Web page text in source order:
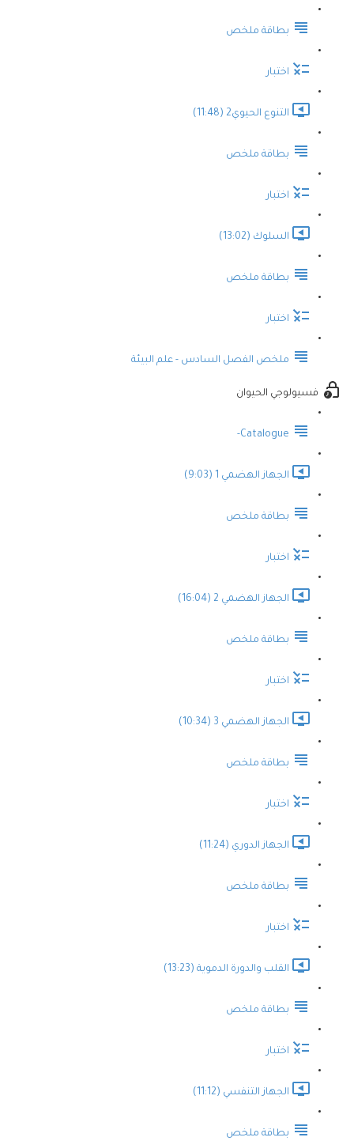
بطاقة ملخص
اختبار
التنوع الحيوي2 (11:48)
بطاقة ملخص
اختبار
السلوك (13:02)
بطاقة ملخص
اختبار
ملخص الفصل السادس - علم البيئة
فسيولوجي الحيوان
Catalogue-
الجهاز الهضمي 1 (9:03)
بطاقة ملخص
اختبار
الجهاز الهضمي 2 (16:04)
بطاقة ملخص
اختبار
الجهاز الهضمي 3 (10:34)
بطاقة ملخص
اختبار
الجهاز الدوري (11:24)
بطاقة ملخص
اختبار
القلب والدورة الدموية (13:23)
بطاقة ملخص
اختبار
الجهاز التنفسي (11:12)
بطاقة ملخص